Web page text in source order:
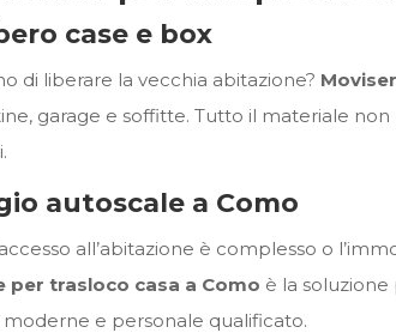
case e box
di liberare la vecchia abitazione?
garage e soffitte. Tutto il materiale
autoscale a Como
all’abitazione è complesso o
per trasloco casa a Como è la soluzione
e personale qualificato.